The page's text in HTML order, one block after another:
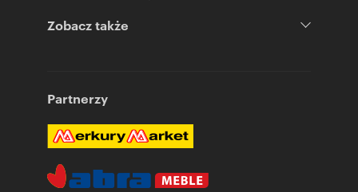
Zobacz także
Partnerzy